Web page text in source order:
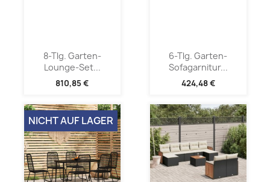
8-Tlg. Garten-
Lounge-Set...
810,85 €
6-Tlg. Garten-
Sofagarnitur...
424,48 €
NICHT AUF LAGER